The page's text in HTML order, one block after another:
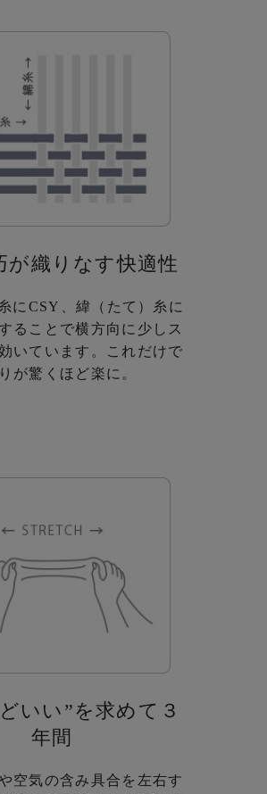
が織りなす快適性
にCSY、緯（たて）糸に
ることで横方向に 少しス
いています。
これだけで
が驚くほど楽に。
いい”を求めて３
年間
空気の含み具合を左右す